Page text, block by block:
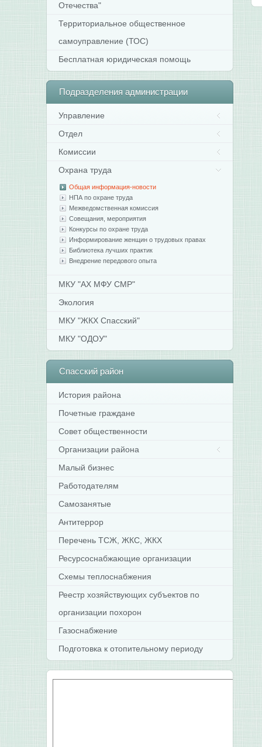
Отечества"
Территориальное общественное
самоуправление (ТОС)
Бесплатная юридическая помощь
Подразделения администрации
Управление
Отдел
Комиссии
Охрана труда
Общая информация-новости
НПА по охране труда
Межведомственная комиссия
Совещания, мероприятия
Конкурсы по охране труда
Информирование женщин о трудовых правах
Библиотека лучших практик
Внедрение передового опыта
МКУ "АХ МФУ СМР"
Экология
МКУ "ЖКХ Спасский"
МКУ "ОДОУ"
Спасскийрайон
История района
Почетные граждане
Совет общественности
Организации района
Малый бизнес
Работодателям
Самозанятые
Антитеррор
Перечень ТСЖ, ЖКС, ЖКХ
Ресурсоснабжающие организации
Схемы теплоснабжения
Реестр хозяйствующих субъектов по
организации похорон
Газоснабжение
Подготовка к отопительному периоду